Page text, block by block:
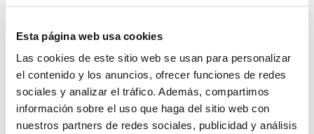
Esta página web usa cookies
Las cookies de este sitio web se usan para personalizar
el contenido y los anuncios, ofrecer funciones de redes
sociales y analizar el tráfico. Además, compartimos
información sobre el uso que haga del sitio web con
nuestros partners de redes sociales, publicidad y análisis
manera que us haureu d’apuntar de pressa si
I comencem ja?
Sí! La primera formació serà el dimarts22
d’octubre a les 18.30. L’impartiré jo mateixa.